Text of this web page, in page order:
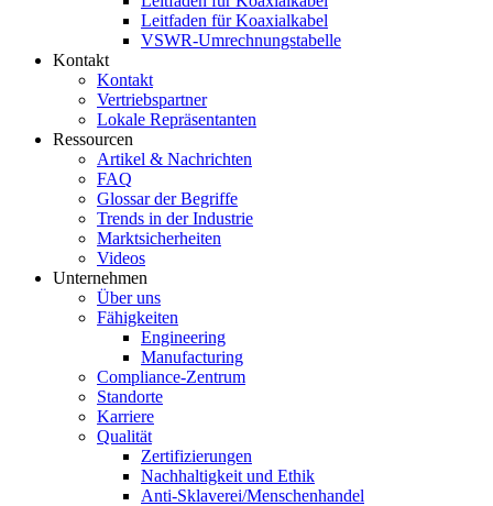
Leitfaden für Koaxialkabel
VSWR-Umrechnungstabelle
Kontakt
Kontakt
Vertriebspartner
Lokale Repräsentanten
Ressourcen
Artikel & Nachrichten
FAQ
Glossar der Begriffe
Trends in der Industrie
Marktsicherheiten
Videos
Unternehmen
Über uns
Fähigkeiten
Engineering
Manufacturing
Compliance-Zentrum
Standorte
Karriere
Qualität
Zertifizierungen
Nachhaltigkeit und Ethik
Anti-Sklaverei/Menschenhandel